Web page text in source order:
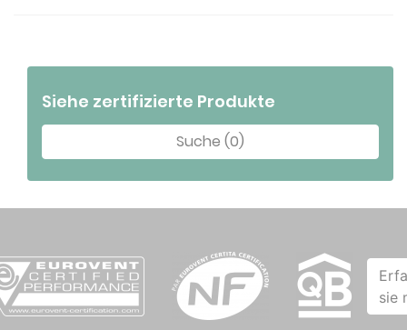
Siehe zertifizierte Produkte
Suche (0)
sie